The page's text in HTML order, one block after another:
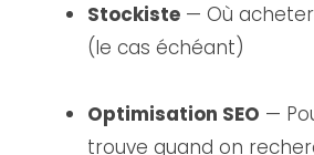
Stockiste — Où
(le cas échéant)
Optimisation SEO —
trouve quand on